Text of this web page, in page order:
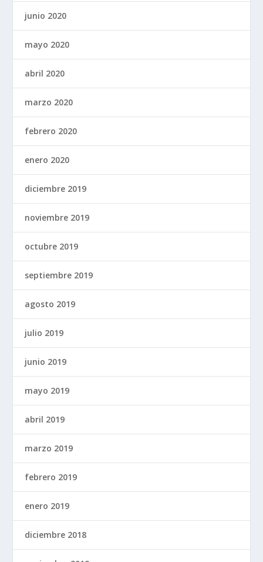
junio 2020
mayo 2020
abril 2020
marzo 2020
febrero 2020
enero 2020
diciembre 2019
noviembre 2019
octubre 2019
septiembre 2019
agosto 2019
julio 2019
junio 2019
mayo 2019
abril 2019
marzo 2019
febrero 2019
enero 2019
diciembre 2018